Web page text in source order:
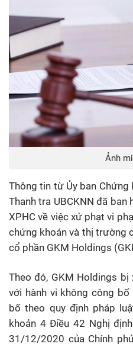
Ảnh
Thông tin từ Ủy ban Chứng
Thanh tra UBCKNN đã
XPHC về việc xử phạt vi
chứng khoán và thị trường
cổ phần GKM Holdings
Theo đó, GKM Holdings
với hành vi không công
bố theo quy định pháp
khoản 4 Điều 42 Nghị
31/12/2020 của Chính